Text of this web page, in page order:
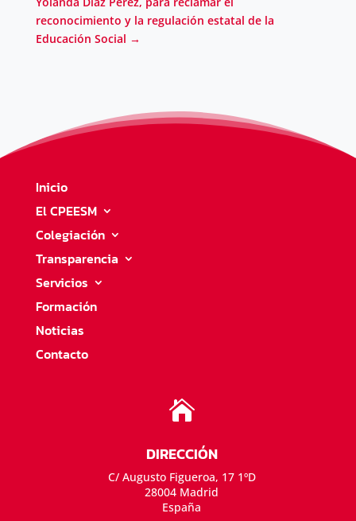
reconocimiento y la regulación estatal de la
Educación Social →
Inicio
El CPEESM
Colegiación
Transparencia
Servicios
Formación
Noticias
Contacto

DIRECCIÓN
C/ Augusto Figueroa, 17 1ºD
28004 Madrid
España